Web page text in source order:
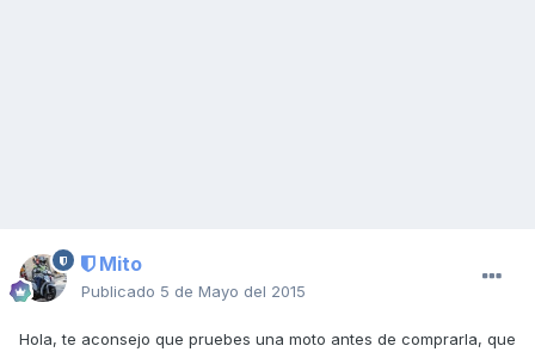
Mito
Publicado 5 de Mayo del 2015
Hola, te aconsejo que pruebes una moto antes de comprarla, que